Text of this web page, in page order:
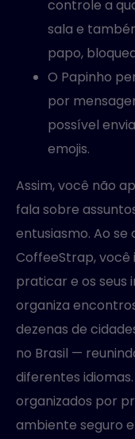
controle a
sala e
papo,
O Papinho
por
possível
emojis.
Assim, você não
fala sobre
entusiasmo. Ao
CoffeeStrap, você
praticar e os seus
organiza
dezenas de
no Brasil —
diferentes
organizados por
ambiente seguro